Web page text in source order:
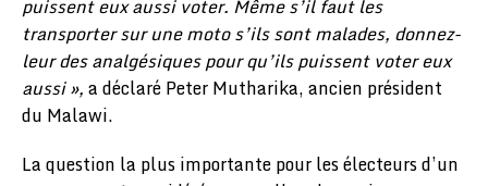
puissent eux aussi voter. Même s’il faut les
transporter sur une moto s’ils sont malades, donnez-
leur des analgésiques pour qu’ils puissent voter eux
aussi »,a déclaré Peter Mutharika, ancien président
du Malawi.
La question la plus importante pour les électeurs d’un